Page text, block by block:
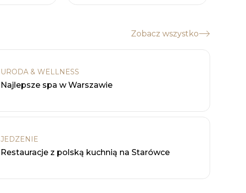
Zobacz wszystko
URODA & WELLNESS
Najlepsze spa w Warszawie
JEDZENIE
Restauracje z polską kuchnią na Starówce